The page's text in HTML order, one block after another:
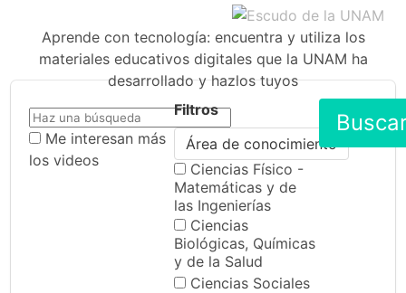
Aprende con tecnología: encuentra y utiliza los
materiales educativos digitales que la UNAM ha
desarrollado y hazlos tuyos
Me interesan más
los videos
Filtros
Área de conocimiento
Ciencias Físico -
Matemáticas y de
las Ingenierías
Ciencias
Biológicas, Químicas
y de la Salud
Ciencias Sociales